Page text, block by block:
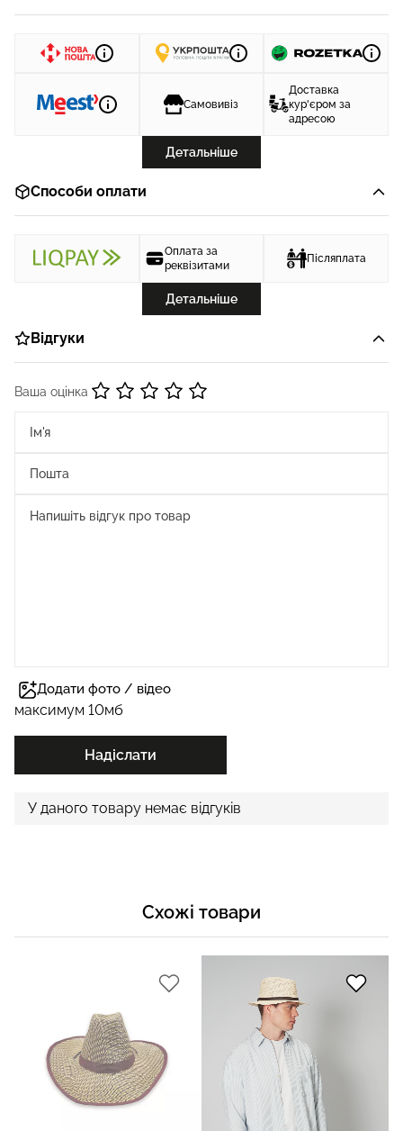
Самовивіз
Доставка
кур'єром за
адресою
Детальніше
Способи оплати
Оплата за
реквізитами
Післяплата
Детальніше
Відгуки
Ваша оцінка
Додати фото / відео
максимум 10мб
Надіслати
У даного товару немає відгуків
Схожі товари